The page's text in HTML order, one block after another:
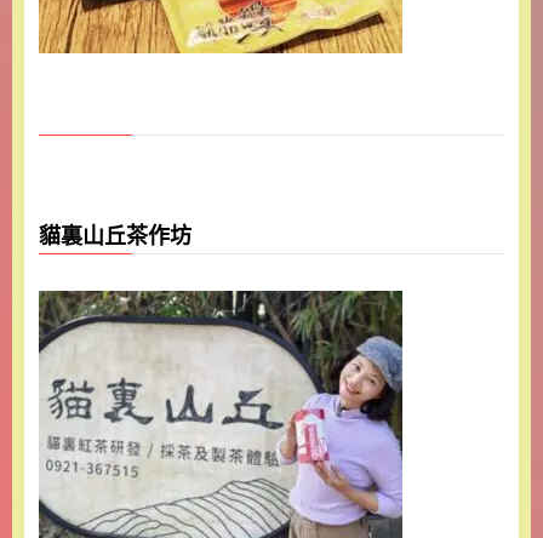
貓裏山丘茶作坊